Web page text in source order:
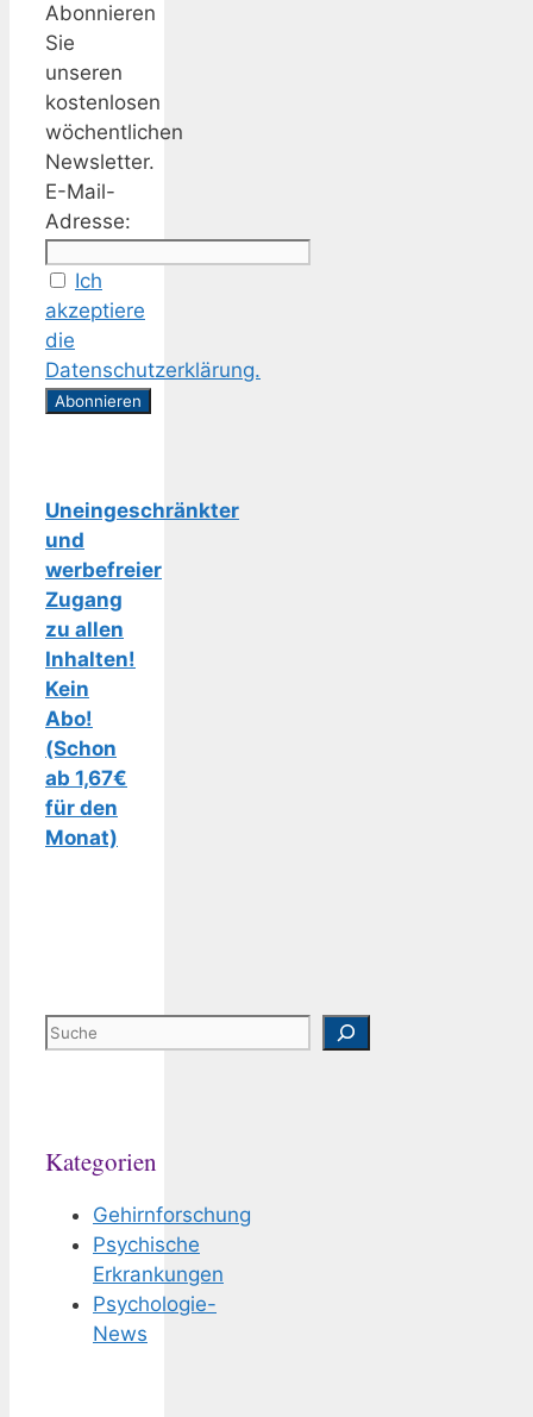
Abonnieren
Sie
unseren
kostenlosen
wöchentlichen
Newsletter.
E-Mail-
Adresse:
Ich
akzeptiere
die
Datenschutzerklärung.
Uneingeschränkter
und
werbefreier
Zugang
zu allen
Inhalten!
Kein
Abo!
(Schon
ab 1,67€
für den
Monat)
Suchen
Kategorien
Gehirnforschung
Psychische
Erkrankungen
Psychologie-
News